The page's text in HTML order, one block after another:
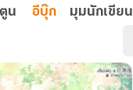
น อีบุ๊ก มุมนักเขียน